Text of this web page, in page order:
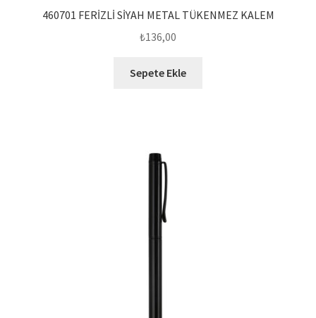
460701 FERİZLİ SİYAH METAL TÜKENMEZ KALEM
₺136,00
Sepete Ekle